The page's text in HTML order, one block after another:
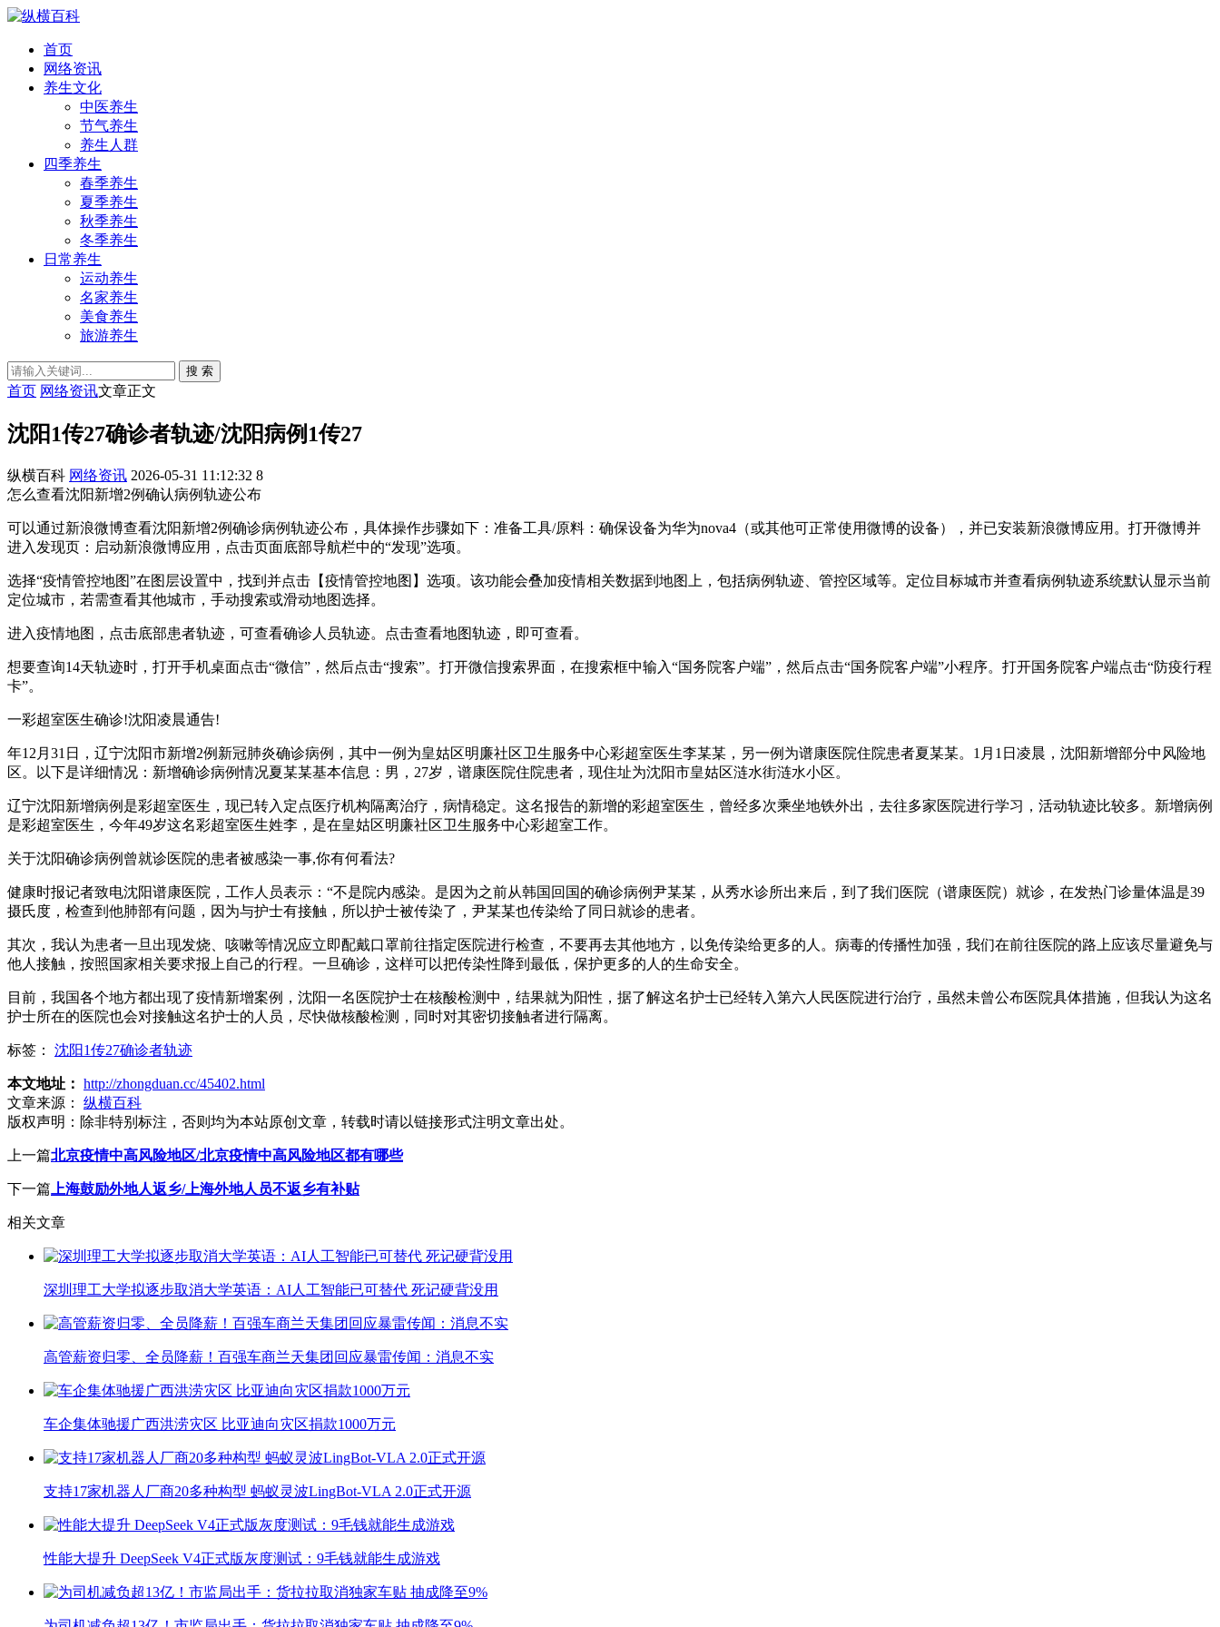
首页
网络资讯
养生文化
中医养生
节气养生
养生人群
四季养生
春季养生
夏季养生
秋季养生
冬季养生
日常养生
运动养生
名家养生
美食养生
旅游养生
搜 索
首页 网络资讯文章正文
沈阳1传27确诊者轨迹/沈阳病例1传27
纵横百科 网络资讯 2026-05-31 11:12:32 8
怎么查看沈阳新增2例确认病例轨迹公布
可以通过新浪微博查看沈阳新增2例确诊病例轨迹公布，具体操作步骤如下：准备工具/原料：确保设备为华为nova4（或其他可正常使用微博的设备），并已安装新浪微博应用。打开微博并
进入发现页：启动新浪微博应用，点击页面底部导航栏中的“发现”选项。
选择“疫情管控地图”在图层设置中，找到并点击【疫情管控地图】选项。该功能会叠加疫情相关数据到地图上，包括病例轨迹、管控区域等。定位目标城市并查看病例轨迹系统默认显示当前
定位城市，若需查看其他城市，手动搜索或滑动地图选择。
进入疫情地图，点击底部患者轨迹，可查看确诊人员轨迹。点击查看地图轨迹，即可查看。
想要查询14天轨迹时，打开手机桌面点击“微信”，然后点击“搜索”。打开微信搜索界面，在搜索框中输入“国务院客户端”，然后点击“国务院客户端”小程序。打开国务院客户端点击“防疫行程
卡”。
一彩超室医生确诊!沈阳凌晨通告!
年12月31日，辽宁沈阳市新增2例新冠肺炎确诊病例，其中一例为皇姑区明廉社区卫生服务中心彩超室医生李某某，另一例为谱康医院住院患者夏某某。1月1日凌晨，沈阳新增部分中风险地
区。以下是详细情况：新增确诊病例情况夏某某基本信息：男，27岁，谱康医院住院患者，现住址为沈阳市皇姑区涟水街涟水小区。
辽宁沈阳新增病例是彩超室医生，现已转入定点医疗机构隔离治疗，病情稳定。这名报告的新增的彩超室医生，曾经多次乘坐地铁外出，去往多家医院进行学习，活动轨迹比较多。新增病例
是彩超室医生，今年49岁这名彩超室医生姓李，是在皇姑区明廉社区卫生服务中心彩超室工作。
关于沈阳确诊病例曾就诊医院的患者被感染一事,你有何看法?
健康时报记者致电沈阳谱康医院，工作人员表示：“不是院内感染。是因为之前从韩国回国的确诊病例尹某某，从秀水诊所出来后，到了我们医院（谱康医院）就诊，在发热门诊量体温是39
摄氏度，检查到他肺部有问题，因为与护士有接触，所以护士被传染了，尹某某也传染给了同日就诊的患者。
其次，我认为患者一旦出现发烧、咳嗽等情况应立即配戴口罩前往指定医院进行检查，不要再去其他地方，以免传染给更多的人。病毒的传播性加强，我们在前往医院的路上应该尽量避免与
他人接触，按照国家相关要求报上自己的行程。一旦确诊，这样可以把传染性降到最低，保护更多的人的生命安全。
目前，我国各个地方都出现了疫情新增案例，沈阳一名医院护士在核酸检测中，结果就为阳性，据了解这名护士已经转入第六人民医院进行治疗，虽然未曾公布医院具体措施，但我认为这名
护士所在的医院也会对接触这名护士的人员，尽快做核酸检测，同时对其密切接触者进行隔离。
标签： 沈阳1传27确诊者轨迹
本文地址： http://zhongduan.cc/45402.html
文章来源：
纵横百科
版权声明： 除非特别标注，否则均为本站原创文章，转载时请以链接形式注明文章出处。
上一篇北京疫情中高风险地区/北京疫情中高风险地区都有哪些
下一篇 上海鼓励外地人返乡/上海外地人员不返乡有补贴
相关文章
深圳理工大学拟逐步取消大学英语：AI人工智能已可替代 死记硬背没用
高管薪资归零、全员降薪！百强车商兰天集团回应暴雷传闻：消息不实
车企集体驰援广西洪涝灾区 比亚迪向灾区捐款1000万元
支持17家机器人厂商20多种构型 蚂蚁灵波LingBot-VLA 2.0正式开源
性能大提升 DeepSeek V4正式版灰度测试：9毛钱就能生成游戏